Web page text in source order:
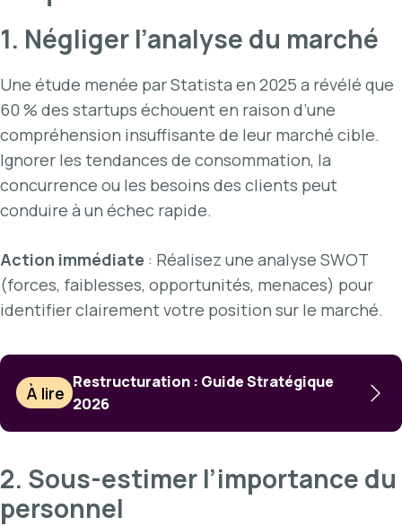
1. Négliger l’analyse du marché
Une étude menée par Statista en 2025 a révélé que
60 % des startups échouent en raison d’une
compréhension insuffisante de leur marché cible.
Ignorer les tendances de consommation, la
concurrence ou les besoins des clients peut
conduire à un échec rapide.
Action immédiate : Réalisez une analyse SWOT
(forces, faiblesses, opportunités, menaces) pour
identifier clairement votre position sur le marché.
À lire
Restructuration : Guide Stratégique
2026
2. Sous-estimer l’importance du
personnel